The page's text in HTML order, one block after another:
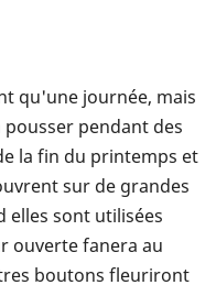
qu'une journée, mais
pendant des
la fin du printemps et
sur de grandes
elles sont utilisées
ouverte fanera au
boutons fleuriront